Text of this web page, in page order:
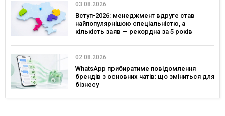
03.08.2026
Вступ-2026: менеджмент вдруге став
найпопулярнішою спеціальністю, а
кількість заяв — рекордна за 5 років
02.08.2026
WhatsApp прибиратиме повідомлення
брендів з основних чатів: що зміниться для
бізнесу